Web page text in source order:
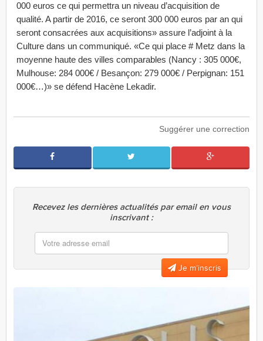
000 euros ce qui permettra un niveau d’acquisition de
qualité. A partir de 2016, ce seront 300 000 euros par an qui
seront consacrées aux acquisitions» assure l’adjoint à la
Culture dans un communiqué. «Ce qui place # Metz dans la
moyenne haute des villes comparables (Nancy : 305 000€,
Mulhouse: 284 000€ / Besançon: 279 000€ / Perpignan: 151
000€…)» se défend Hacène Lekadir.
Suggérer une correction
Recevez les dernières actualités par email en vous
inscrivant :
Je m’inscris